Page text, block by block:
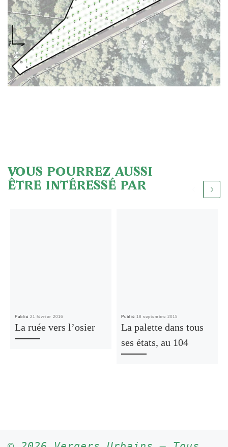
VOUS POURREZ AUSSI
ÊTRE INTÉRESSÉ PAR
Publié 21 février 2016
La ruée vers l’osier
Publié 18 septembre 2015
La palette dans tous
ses états, au 104